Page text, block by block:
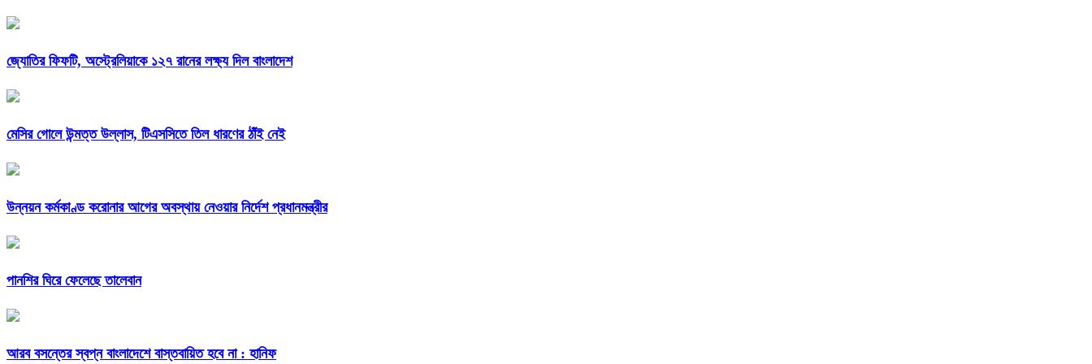
জ্যোতির ফিফটি, অস্ট্রেলিয়াকে ১২৭ রানের লক্ষ্য দিল বাংলাদেশ
মেসির গোলে উন্মত্ত উল্লাস, টিএসসিতে তিল ধারণের ঠাঁই নেই
উন্নয়ন কর্মকাণ্ড করোনার আগের অবস্থায় নেওয়ার নির্দেশ প্রধানমন্ত্রীর
পানশির ঘিরে ফেলেছে তালেবান
আরব বসন্তের স্বপ্ন বাংলাদেশে বাস্তবায়িত হবে না : হানিফ